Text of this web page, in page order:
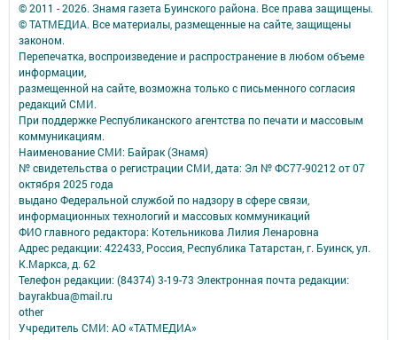
© 2011 - 2026. Знамя газета Буинского района. Все права защищены.
© ТАТМЕДИА. Все материалы, размещенные на сайте, защищены
законом.
Перепечатка, воспроизведение и распространение в любом объеме
информации,
размещенной на сайте, возможна только с письменного согласия
редакций СМИ.
При поддержке Республиканского агентства по печати и массовым
коммуникациям.
Наименование СМИ: Байрак (Знамя)
№ свидетельства о регистрации СМИ, дата: Эл № ФС77-90212 от 07
октября 2025 года
выдано Федеральной службой по надзору в сфере связи,
информационных технологий и массовых коммуникаций
ФИО главного редактора: Котельникова Лилия Ленаровна
Адрес редакции: 422433, Россия, Республика Татарстан, г. Буинск, ул.
К.Маркса, д. 62
Телефон редакции: (84374) 3-19-73 Электронная почта редакции:
bayrakbua@mail.ru
other
Учредитель СМИ: АО «ТАТМЕДИА»